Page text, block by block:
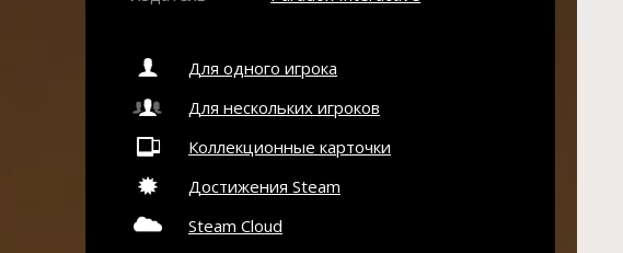
Для одного игрока
Для нескольких игроков
Коллекционные карточки
Достижения Steam
Steam Cloud